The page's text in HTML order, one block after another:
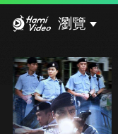
瀏覽